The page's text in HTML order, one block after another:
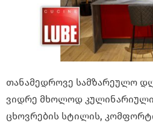
თანამედროვე სამზარეულო
ვიდრე მხოლოდ
ცხოვრების სტილის,